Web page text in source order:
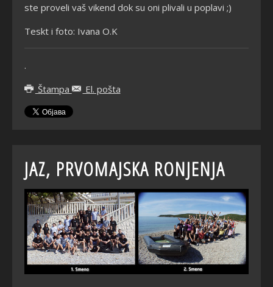
ste proveli vaš vikend dok su oni plivali u poplavi ;)
Teskt i foto: Ivana O.K
.
Štampa
El. pošta
JAZ, PRVOMAJSKA RONJENJA